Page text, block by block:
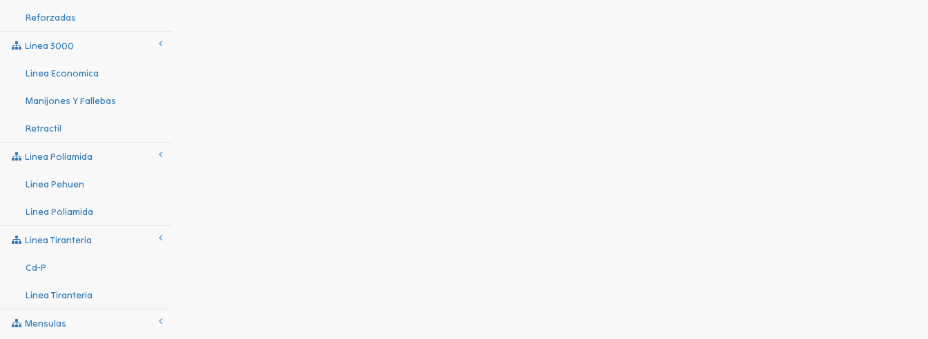
Reforzadas
Linea 3000
Linea Economica
Manijones Y Fallebas
Retractil
Linea Poliamida
Linea Pehuen
Linea Poliamida
Linea Tiranteria
Cd-P
Linea Tiranteria
Mensulas